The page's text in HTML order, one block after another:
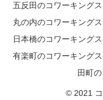
五反田のコワーキング
丸の内のコワーキング
日本橋のコワーキング
有楽町のコワーキング
田町
© 2021